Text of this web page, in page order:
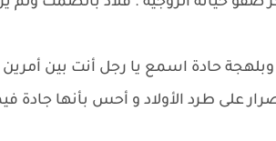
وبلهجة حادة اسمع يا رجل أنت بين أمرين
على طرد الأولاد و أحس بأنها جادة